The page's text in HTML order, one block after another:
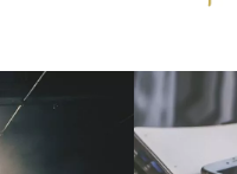
de gens que je ne
de ces personnes
rien n’est vraiment